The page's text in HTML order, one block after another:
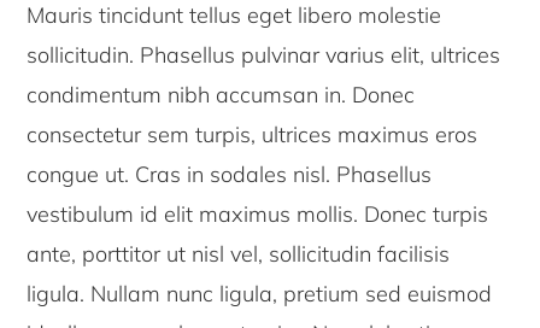
Mauris tincidunt tellus eget libero molestie
sollicitudin. Phasellus pulvinar varius elit, ultrices
condimentum nibh accumsan in. Donec
consectetur sem turpis, ultrices maximus eros
congue ut. Cras in sodales nisl. Phasellus
vestibulum id elit maximus mollis. Donec turpis
ante, porttitor ut nisl vel, sollicitudin facilisis
ligula. Nullam nunc ligula, pretium sed euismod